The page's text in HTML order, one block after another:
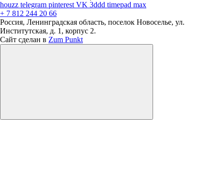
houzz telegram pinterestVK 3ddd timepad max
+ 7 812 244 20 66
Россия, Ленинградская область, поселок Новоселье, ул.
Институтская, д. 1, корпус 2.
Сайт сделан в Zum Punkt